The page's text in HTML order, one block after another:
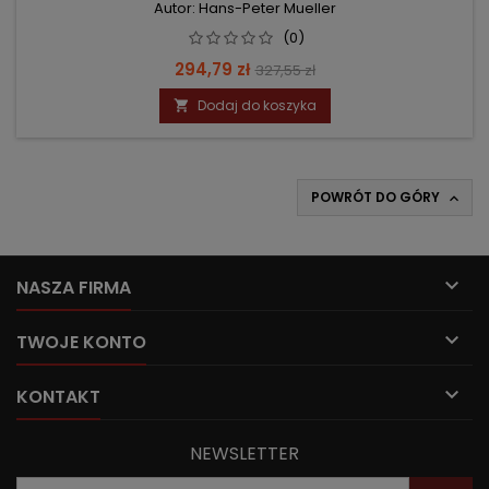
Autor: Hans-Peter Mueller
(0)
Cena
294,79 zł Cena
podstawowa
327,55 zł
 Dodaj do koszyka
POWRÓT DO GÓRY 
NASZA FIRMA 
TWOJE KONTO 
KONTAKT 
NEWSLETTER